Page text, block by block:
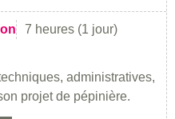
7 heures (1 jour)
administratives,
projet de pépinière.